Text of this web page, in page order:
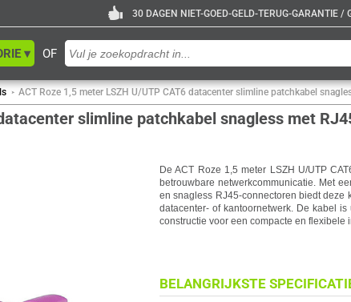
30 DAGEN NIET-GOED-GELD-TERUG-GARANTIE /
OF
▾
ACT Roze 1,5 meter LSZH U/UTP CAT6 datacenter slimline patchkabel
slimline patchkabel snagless met
De ACT Roze 1,5 meter LSZH U/UTP
betrouwbare netwerkcommunicatie. Met
en snagless RJ45-connectoren biedt
datacenter- of kantoornetwerk. De kabel
constructie voor een compacte en flexibele
BELANGRIJKSTE